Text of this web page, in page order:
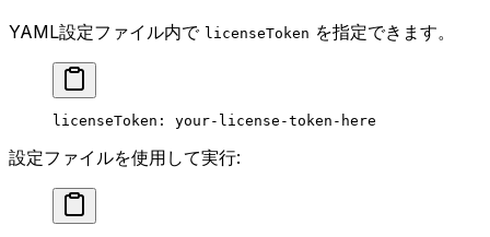
YAML設定ファイル内で licenseToken を指定できます。
licenseToken : your-license-token-here
設定ファイルを使用して実行: